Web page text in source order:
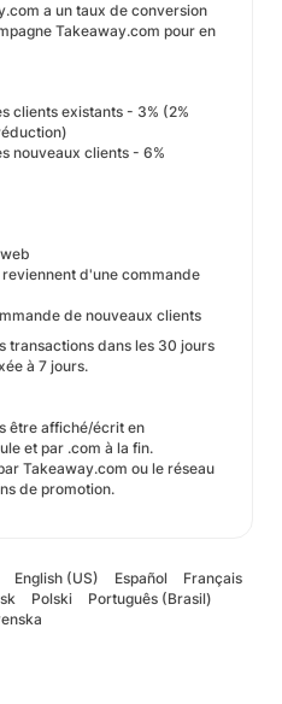
a un taux de conversion
Takeaway.com pour en
clients existants - 3% (2%
nouveaux clients - 6%
reviennent d'une commande
de nouveaux clients
transactions dans les 30 jours
à 7 jours.
être affiché/écrit en
et par .com à la fin.
Takeaway.com ou le réseau
de promotion.
English (US) Español
Français
Polski
Português (Brasil)